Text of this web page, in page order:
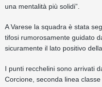
una mentalità più solidi”.
A Varese la squadra è stata
tifosi rumorosamente guidato
sicuramente il lato positivo
I punti recchelini sono arrivati
Corcione, seconda linea